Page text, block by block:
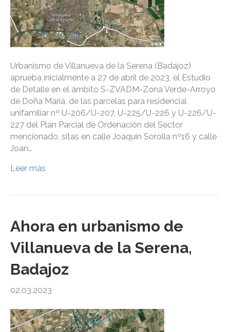
Urbanismo de Villanueva de la Serena (Badajoz)
aprueba inicialmente a 27 de abril de 2023, el Estudio
de Detalle en el ámbito S-ZVADM-Zona Verde-Arroyo
de Doña María, de las parcelas para residencial
unifamiliar nº U-206/U-207, U-225/U-226 y U-226/U-
227 del Plan Parcial de Ordenación del Sector
mencionado, sitas en calle Joaquín Sorolla nº16 y calle
Joan…
Leer más
Ahora en urbanismo de
Villanueva de la Serena,
Badajoz
02.03.2023